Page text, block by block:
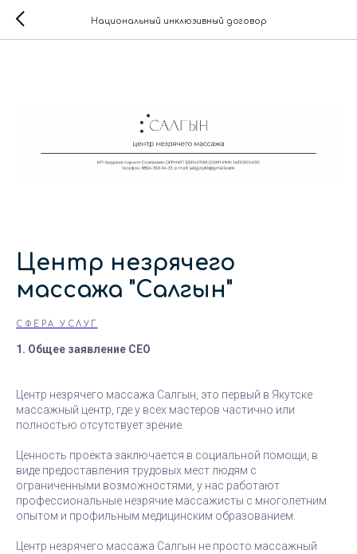
Национальный инклюзивный договор
Центр незрячего
массажа "Салгын"
СФЕРА УСЛУГ
1. Общее заявление СЕО
Центр незрячего массажа Салгын, это первый в Якутске
массажный центр, где у всех мастеров частично или
полностью отсутствует зрение.
Ценность проекта заключается в социальной помощи, в
виде предоставления трудовых мест людям с
ограниченными возможностями, у нас работают
профессиональные незрячие массажисты с многолетним
опытом и профильным медицинским образованием.
Центр незрячего массажа Салгын не просто массажный